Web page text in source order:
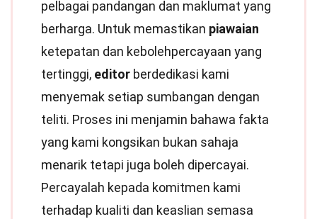
pelbagai pandangan dan maklumat yang
berharga. Untuk memastikan piawaian
ketepatan dan kebolehpercayaan yang
tertinggi, editor berdedikasi kami
menyemak setiap sumbangan dengan
teliti. Proses ini menjamin bahawa fakta
yang kami kongsikan bukan sahaja
menarik tetapi juga boleh dipercayai.
Percayalah kepada komitmen kami
terhadap kualiti dan keaslian semasa